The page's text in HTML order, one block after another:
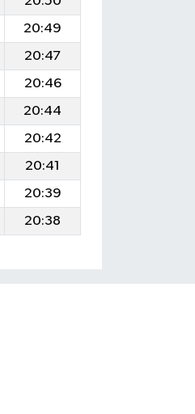
20:49
20:47
20:46
20:44
20:42
20:41
20:39
20:38